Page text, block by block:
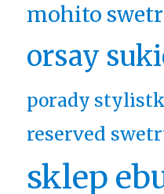
mohito
orsay
porady
reserved
sklep